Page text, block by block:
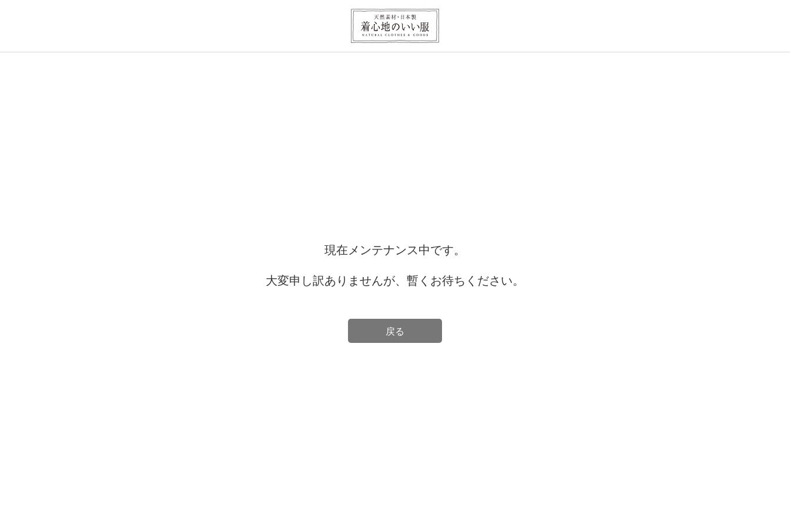
現在メンテナンス中です。
大変申し訳ありませんが、暫くお待ちください。
戻る